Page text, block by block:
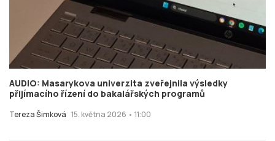
AUDIO: Masarykova univerzita zveřejnila výsledky
přijímacího řízení do bakalářských programů
Tereza Šimková 15. května 2026 • 11:00